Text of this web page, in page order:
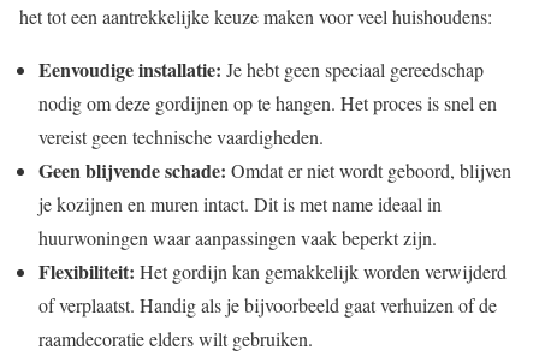
het tot een aantrekkelijke keuze maken voor veel huishoudens:
Eenvoudige installatie: Je hebt geen speciaal gereedschap
nodig om deze gordijnen op te hangen. Het proces is snel en
vereist geen technische vaardigheden.
Geen blijvende schade: Omdat er niet wordt geboord, blijven
je kozijnen en muren intact. Dit is met name ideaal in
huurwoningen waar aanpassingen vaak beperkt zijn.
Flexibiliteit: Het gordijn kan gemakkelijk worden verwijderd
of verplaatst. Handig als je bijvoorbeeld gaat verhuizen of de
raamdecoratie elders wilt gebruiken.